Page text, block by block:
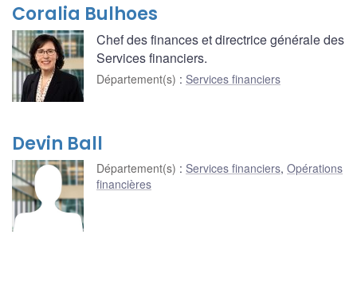
Coralia Bulhoes
Chef des finances et directrice générale des
Services financiers.
Département(s) : Services financiers
Devin Ball
Département(s) : Services financiers, Opérations
financières